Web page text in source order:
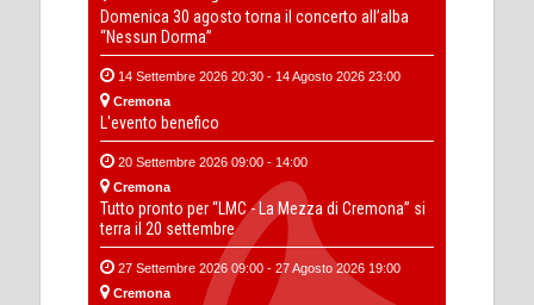
Domenica 30 agosto torna il concerto all’alba
“Nessun Dorma”
14 Settembre 2026 20:30 - 14 Agosto 2026 23:00
Cremona
L'evento benefico
20 Settembre 2026 09:00 - 14:00
Cremona
Tutto pronto per “LMC - La Mezza di Cremona” si
terra il 20 settembre
27 Settembre 2026 09:00 - 27 Agosto 2026 19:00
Cremona